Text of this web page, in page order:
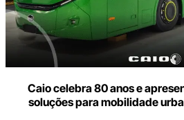
Caio celebra 80 anos e
soluções para mobilidade